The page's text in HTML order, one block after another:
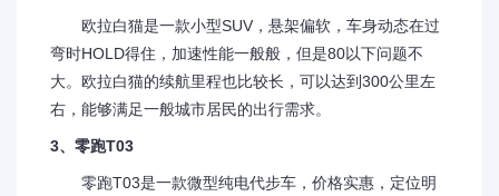
欧拉白猫是一款小型SUV，悬架偏软，车身动态在过
弯时HOLD得住，加速性能一般般，但是80以下问题不
大。欧拉白猫的续航里程也比较长，可以达到300公里左
右，能够满足一般城市居民的出行需求。
3、零跑T03
零跑T03是一款微型纯电代步车，价格实惠，定位明